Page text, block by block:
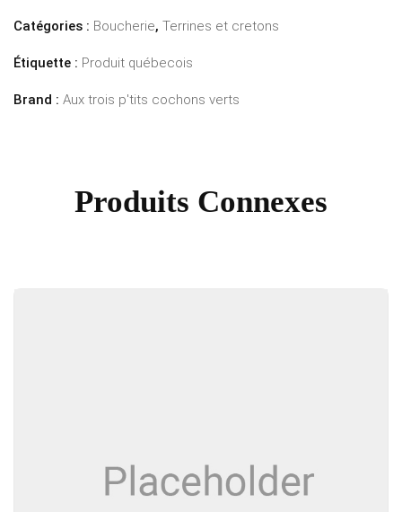
Catégories : Boucherie, Terrines et cretons
Étiquette : Produit québecois
Brand : Aux trois p'tits cochons verts
Produits Connexes